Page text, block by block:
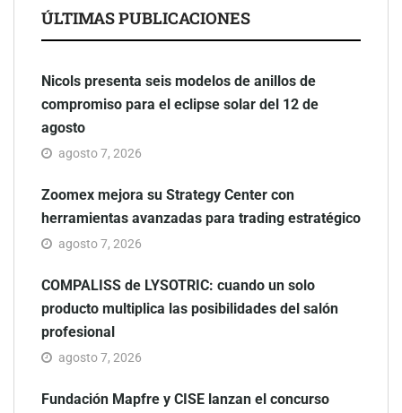
ÚLTIMAS PUBLICACIONES
Nicols presenta seis modelos de anillos de
compromiso para el eclipse solar del 12 de
agosto
agosto 7, 2026
Zoomex mejora su Strategy Center con
herramientas avanzadas para trading estratégico
agosto 7, 2026
COMPALISS de LYSOTRIC: cuando un solo
producto multiplica las posibilidades del salón
profesional
agosto 7, 2026
Fundación Mapfre y CISE lanzan el concurso